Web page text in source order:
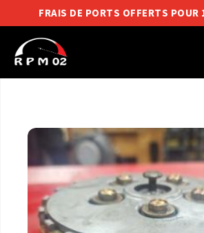
FRAIS DE PORTS OFFERTS POUR